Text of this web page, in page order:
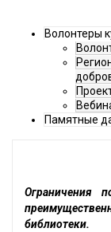
Волонтеры
Памятные
Ограничения
библиотеки.